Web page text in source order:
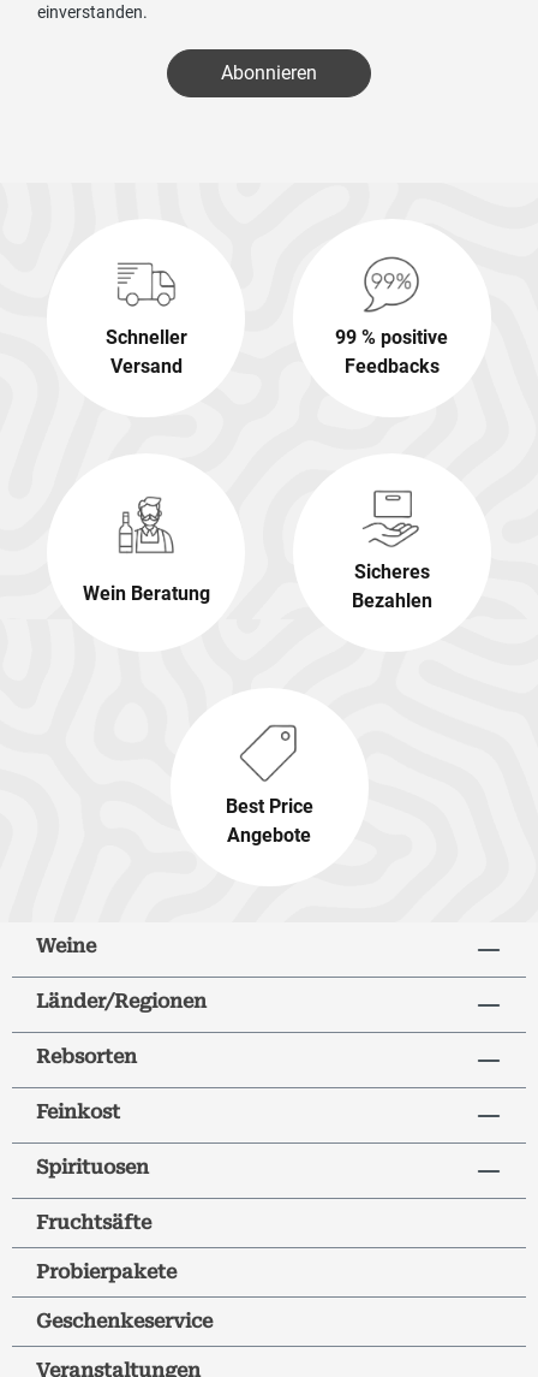
einverstanden.
Abonnieren
Schneller
Versand
99 % positive
Feedbacks
Wein Beratung
Sicheres
Bezahlen
Best Price
Angebote
Weine
Länder/Regionen
Rebsorten
Feinkost
Spirituosen
Fruchtsäfte
Probierpakete
Geschenkeservice
Veranstaltungen